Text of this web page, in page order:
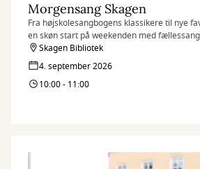
Morgensang Skagen
Fra højskolesangbogens klassikere til nye
en skøn start på weekenden med
Skagen Bibliotek
4. september 2026
10:00 - 11:00